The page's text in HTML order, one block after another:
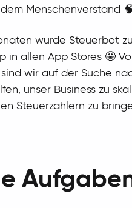
Menschenverstand
wurde Steuerbot
in allen App Stores 🤩
wir auf der Suche
unser Business zu
Steuerzahlern zu